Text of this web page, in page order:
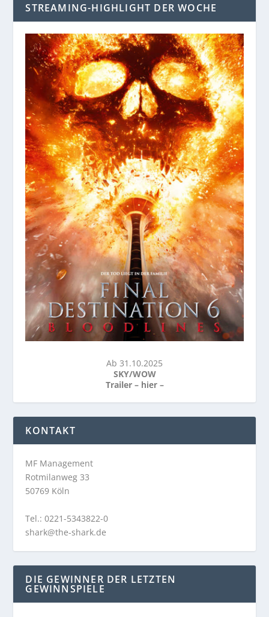
STREAMING-HIGHLIGHT DER WOCHE
Ab 31.10.2025
SKY/WOW
Trailer – hier –
KONTAKT
MF Management
Rotmilanweg 33
50769 Köln
Tel.: 0221-5343822-0
shark@the-shark.de
DIE GEWINNER DER LETZTEN
GEWINNSPIELE